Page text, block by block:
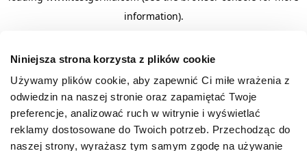
Niniejsza strona korzysta z plików cookie
Używamy plików cookie, aby zapewnić Ci miłe wrażenia z
odwiedzin na naszej stronie oraz zapamiętać Twoje
preferencje, analizować ruch w witrynie i wyświetlać
reklamy dostosowane do Twoich potrzeb. Przechodząc do
naszej strony, wyrażasz tym samym zgodę na używanie
information).